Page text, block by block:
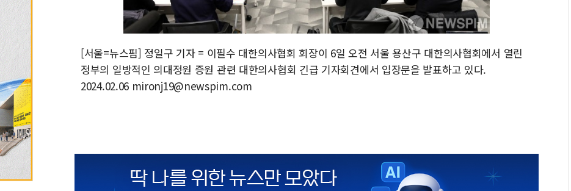
[서울=뉴스핌] 정일구 기자 = 이필수 대한의사협회 회장이 6일 오전 서울 용산구 대한의사협회에서 열린
정부의 일방적인 의대정원 증원 관련 대한의사협회 긴급 기자회견에서 입장문을 발표하고 있다.
2024.02.06 mironj19@newspim.com